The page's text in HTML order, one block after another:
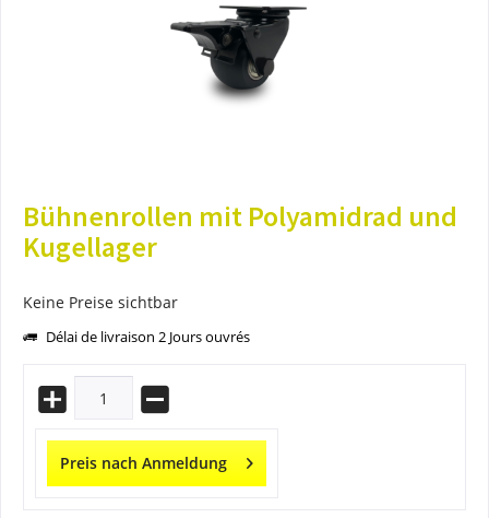
Bühnenrollen mit Polyamidrad und
Kugellager
Keine Preise sichtbar
Délai de livraison 2 Jours ouvrés
Preis nach Anmeldung